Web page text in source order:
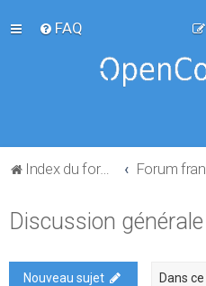
FAQ
Index du forum Forum
Discussion générale
Nouveau sujet